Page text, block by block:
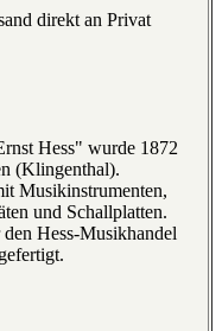
direkt an Privat
Hess" wurde 1872
(Klingenthal).
Musikinstrumenten,
und Schallplatten.
Hess-Musikhandel